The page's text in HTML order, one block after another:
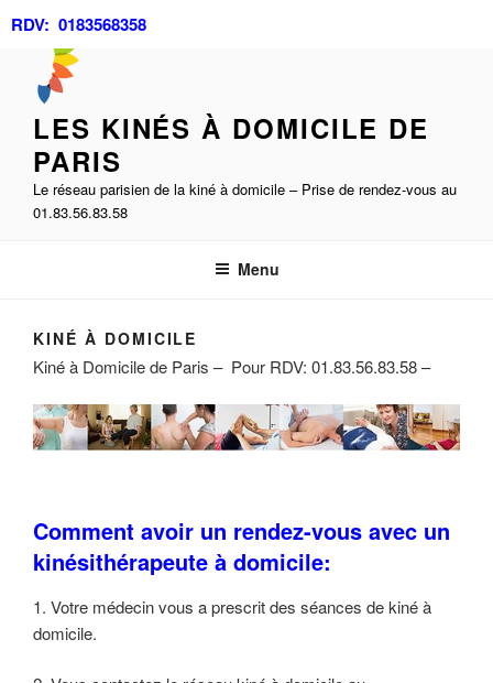
contenu
principal
LES KINÉS À DOMICILE DE
PARIS
Le réseau parisien de la kiné à domicile – Prise de rendez-vous au
01.83.56.83.58
Menu
KINÉ À DOMICILE
Kiné à Domicile de Paris – Pour RDV: 01.83.56.83.58 –
Comment avoir un rendez-vous avec un
kinésithérapeute à domicile:
1. Votre médecin vous a prescrit des séances de kiné à
domicile.
RDV: 0183568358